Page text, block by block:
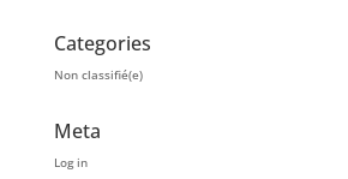
Categories
Non classifié(e)
Meta
Log in